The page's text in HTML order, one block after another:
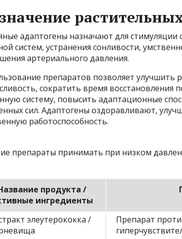
адаптогены назначают для стимуляции
систем, устранения сонливости,
артериального давления.
препаратов позволяет улучшить
сократить время восстановления
систему, повысить адаптационные
сил. Адаптогены оздоравливают,
работоспособность.
продукта /
ингредиенты
элеутерококка /
Препарат